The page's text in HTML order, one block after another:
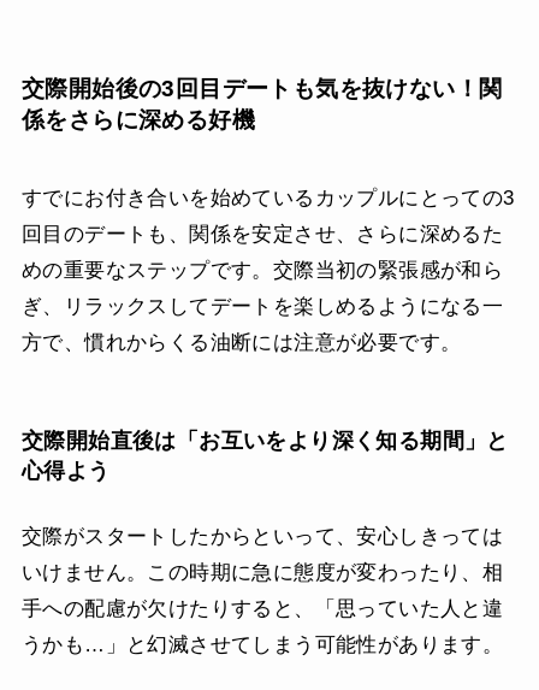
交際開始後の3回目デートも気を抜けない！関
係をさらに深める好機
すでにお付き合いを始めているカップルにとっての3
回目のデートも、関係を安定させ、さらに深めるた
めの重要なステップです。交際当初の緊張感が和ら
ぎ、リラックスしてデートを楽しめるようになる一
方で、慣れからくる油断には注意が必要です。
交際開始直後は「お互いをより深く知る期間」と
心得よう
交際がスタートしたからといって、安心しきっては
いけません。この時期に急に態度が変わったり、相
手への配慮が欠けたりすると、「思っていた人と違
うかも…」と幻滅させてしまう可能性があります。